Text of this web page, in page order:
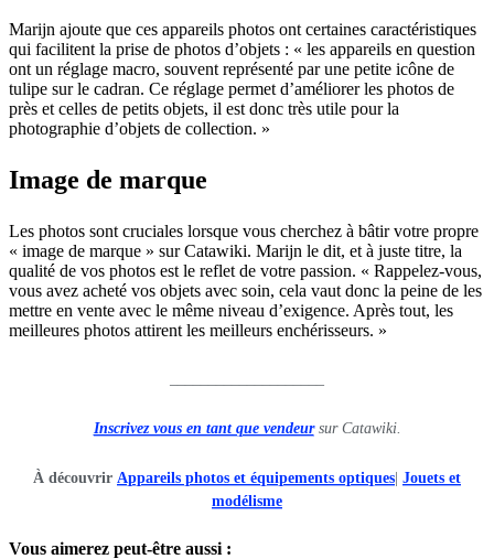
Marijn ajoute que ces appareils photos ont certaines caractéristiques
qui facilitent la prise de photos d’objets : « les appareils en question
ont un réglage macro, souvent représenté par une petite icône de
tulipe sur le cadran. Ce réglage permet d’améliorer les photos de
près et celles de petits objets, il est donc très utile pour la
photographie d’objets de collection. »
Image de marque
Les photos sont cruciales lorsque vous cherchez à bâtir votre propre
« image de marque » sur Catawiki. Marijn le dit, et à juste titre, la
qualité de vos photos est le reflet de votre passion. « Rappelez-vous,
vous avez acheté vos objets avec soin, cela vaut donc la peine de les
mettre en vente avec le même niveau d’exigence. Après tout, les
meilleures photos attirent les meilleurs enchérisseurs. »
Inscrivez vous en tant que vendeursur Catawiki.
À découvrir Appareils photos et équipements optiques Jouets et
modélisme
Vous aimerez peut-être aussi :